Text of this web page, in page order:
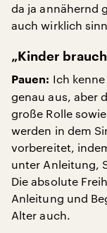
da ja annähernd
auch wirklich
„Kinder
Pauen: Ich
genau aus, aber
große Rolle
werden in dem
vorbereitet,
unter Anleitung,
Die absolute
Anleitung und
Alter auch.